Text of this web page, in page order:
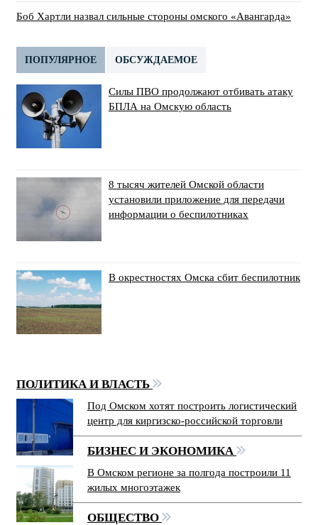
Боб Хартли назвал сильные стороны омского «Авангарда»
ПОПУЛЯРНОЕ ОБСУЖДАЕМОЕ
Силы ПВО продолжают отбивать атаку
БПЛА на Омскую область
8 тысяч жителей Омской области
установили приложение для передачи
информации о беспилотниках
В окрестностях Омска сбит беспилотник
ПОЛИТИКА И ВЛАСТЬ
Под Омском хотят построить логистический
центр для киргизско-российской торговли
БИЗНЕС И ЭКОНОМИКА
В Омском регионе за полгода построили 11
жилых многоэтажек
ОБЩЕСТВО